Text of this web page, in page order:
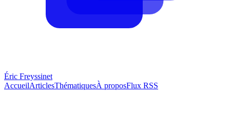
Éric Freyssinet
AccueilArticlesThématiquesÀ proposFlux RSS